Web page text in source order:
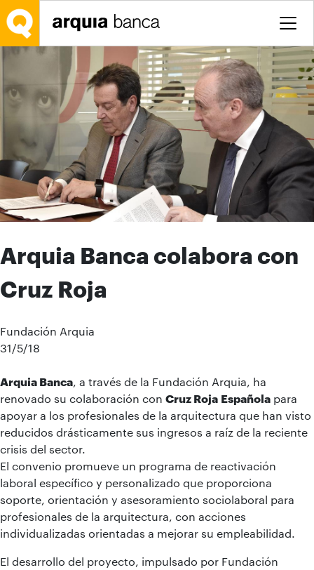
Salta al contingut principal
Arquia Banca colabora con
Cruz Roja
Fundación Arquia
31/5/18
Arquia Banca , a través de la Fundación Arquia, ha
renovado su colaboración con Cruz Roja Española para
apoyar a los profesionales de la arquitectura que han visto
reducidos drásticamente sus ingresos a raíz de la reciente
crisis del sector.
El convenio promueve un programa de reactivación
laboral específico y personalizado que proporciona
soporte, orientación y asesoramiento sociolaboral para
profesionales de la arquitectura, con acciones
individualizadas orientadas a mejorar su empleabilidad.
El desarrollo del proyecto, impulsado por Fundación